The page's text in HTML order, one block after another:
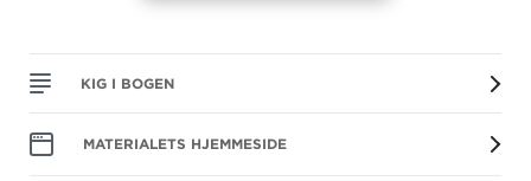
KIG I BOGEN
MATERIALETS HJEMMESIDE